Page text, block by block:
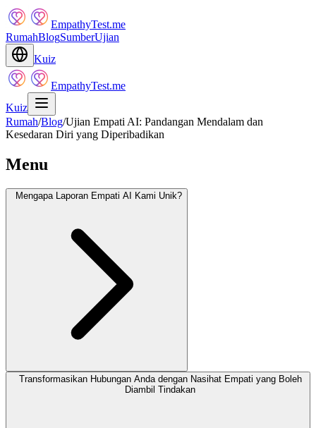
EmpathyTest.me
RumahBlogSumberUjian
Kuiz
EmpathyTest.me
Kuiz
Rumah/Blog/Ujian Empati AI: Pandangan Mendalam dan
Kesedaran Diri yang Diperibadikan
Menu
Mengapa Laporan Empati AI Kami Unik?
Transformasikan Hubungan Anda dengan Nasihat Empati yang Boleh
Diambil Tindakan